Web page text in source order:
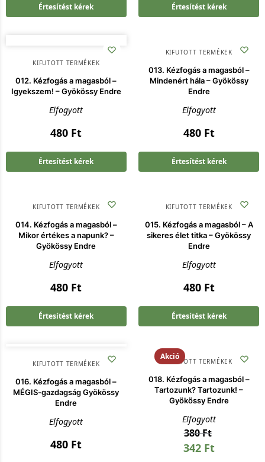
Értesítést kérek Értesítést kérek
KIFUTOTT TERMÉKEK
012. Kézfogás a magasból –
Igyekszem! – Gyökössy Endre
Elfogyott
480 Ft
Értesítést kérek
KIFUTOTT TERMÉKEK
013. Kézfogás a magasból –
Mindenért hála – Gyökössy
Endre
Elfogyott
480 Ft
Értesítést kérek
KIFUTOTT TERMÉKEK
014. Kézfogás a magasból –
Mikor értékes a napunk? –
Gyökössy Endre
Elfogyott
480 Ft
Értesítést kérek
KIFUTOTT TERMÉKEK
015. Kézfogás a magasból – A
sikeres élet titka – Gyökössy
Endre
Elfogyott
480 Ft
Értesítést kérek
KIFUTOTT TERMÉKEK
016. Kézfogás a magasból –
MÉGIS-gazdagság Gyökössy
Endre
Elfogyott
480 Ft
Akció
KIFUTOTT TERMÉKEK
018. Kézfogás a magasból –
Tartozunk? Tartozunk! –
Gyökössy Endre
Elfogyott
380Ft
342 Ft